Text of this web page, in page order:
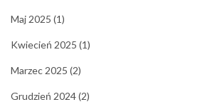
Maj 2025 (1)
Kwiecień 2025 (1)
Marzec 2025 (2)
Grudzień 2024(2)